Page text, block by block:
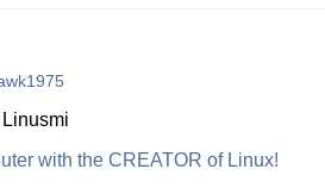
with the CREATOR of Linux!